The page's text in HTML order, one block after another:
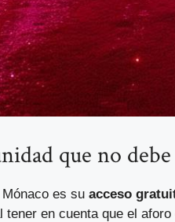
que no
es su acceso
en cuenta que el